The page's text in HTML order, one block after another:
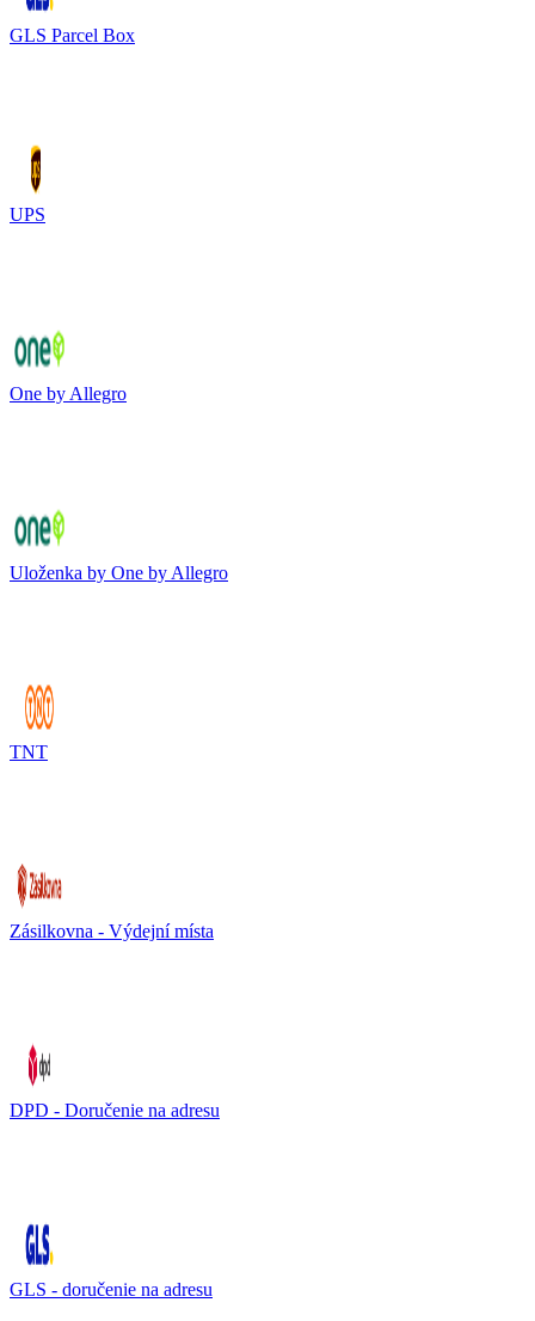
GLS Parcel Box
UPS
One by Allegro
Uloženka by One by Allegro
TNT
Zásilkovna - Výdejní místa
DPD - Doručenie na adresu
GLS - doručenie na adresu